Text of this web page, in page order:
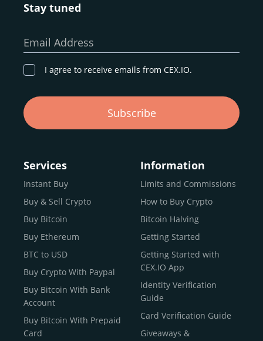
Stay tuned
Email Address
I agree to receive emails from CEX.IO.
Subscribe
Services
Instant Buy
Buy & Sell Crypto
Buy Bitcoin
Buy Ethereum
BTC to USD
Buy Crypto With Paypal
Buy Bitcoin With Bank
Account
Buy Bitcoin With Prepaid
Card
Information
Limits and Commissions
How to Buy Crypto
Bitcoin Halving
Getting Started
Getting Started with
CEX.IO App
Identity Verification
Guide
Card Verification Guide
Giveaways &